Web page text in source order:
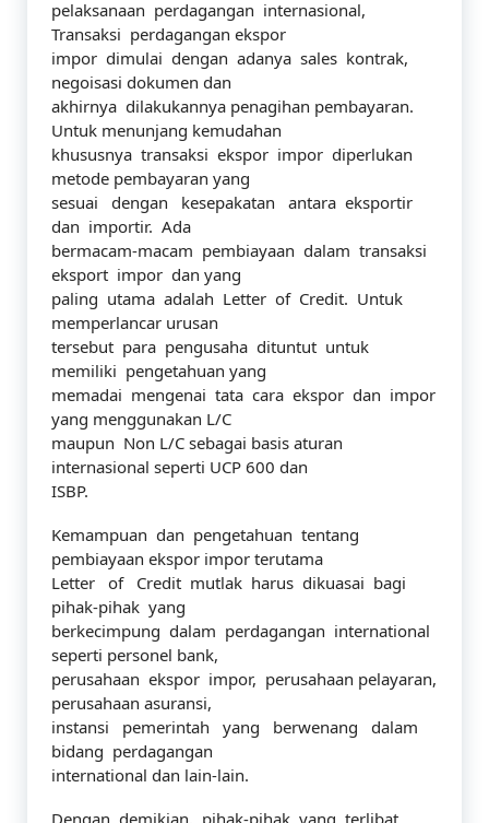
pelaksanaan perdagangan internasional,
Transaksi perdagangan ekspor
impor dimulai dengan adanya sales kontrak,
negoisasi dokumen dan
akhirnya dilakukannya penagihan pembayaran.
Untuk menunjang kemudahan
khususnya transaksi ekspor impor diperlukan
metode pembayaran yang
sesuai dengan kesepakatan antara eksportir
dan importir. Ada
bermacam-macam pembiayaan dalam transaksi
eksport impor dan yang
paling utama adalah Letter of Credit. Untuk
memperlancar urusan
tersebut para pengusaha dituntut untuk
memiliki pengetahuan yang
memadai mengenai tata cara ekspor dan impor
yang menggunakan L/C
maupun Non L/C sebagai basis aturan
internasional seperti UCP 600 dan
ISBP.
Kemampuan dan pengetahuan tentang
pembiayaan ekspor impor terutama
Letter of Credit mutlak harus dikuasai bagi
pihak-pihak yang
berkecimpung dalam perdagangan international
seperti personel bank,
perusahaan ekspor impor, perusahaan pelayaran,
perusahaan asuransi,
instansi pemerintah yang berwenang dalam
bidang perdagangan
international dan lain-lain.
Dengan demikian, pihak-pihak yang terlibat